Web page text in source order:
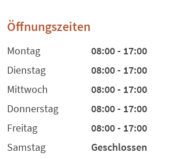
Öffnungszeiten
Montag
08:00 - 17:00
Dienstag
08:00 - 17:00
Mittwoch
08:00 - 17:00
Donnerstag
08:00 - 17:00
Freitag
08:00 - 17:00
Samstag
Geschlossen